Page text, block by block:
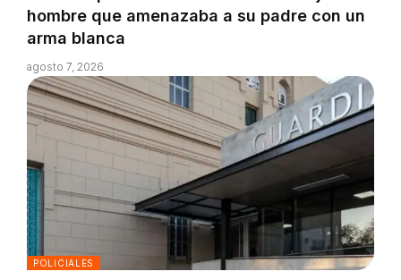
hombre que amenazaba a su padre con un
arma blanca
agosto 7, 2026
POLICIALES